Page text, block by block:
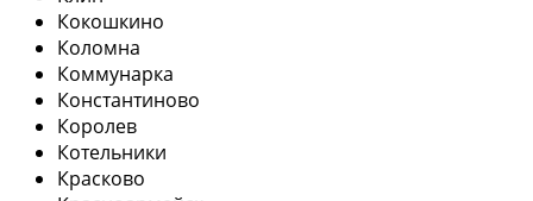
Кокошкино
Коломна
Коммунарка
Константиново
Королев
Котельники
Красково